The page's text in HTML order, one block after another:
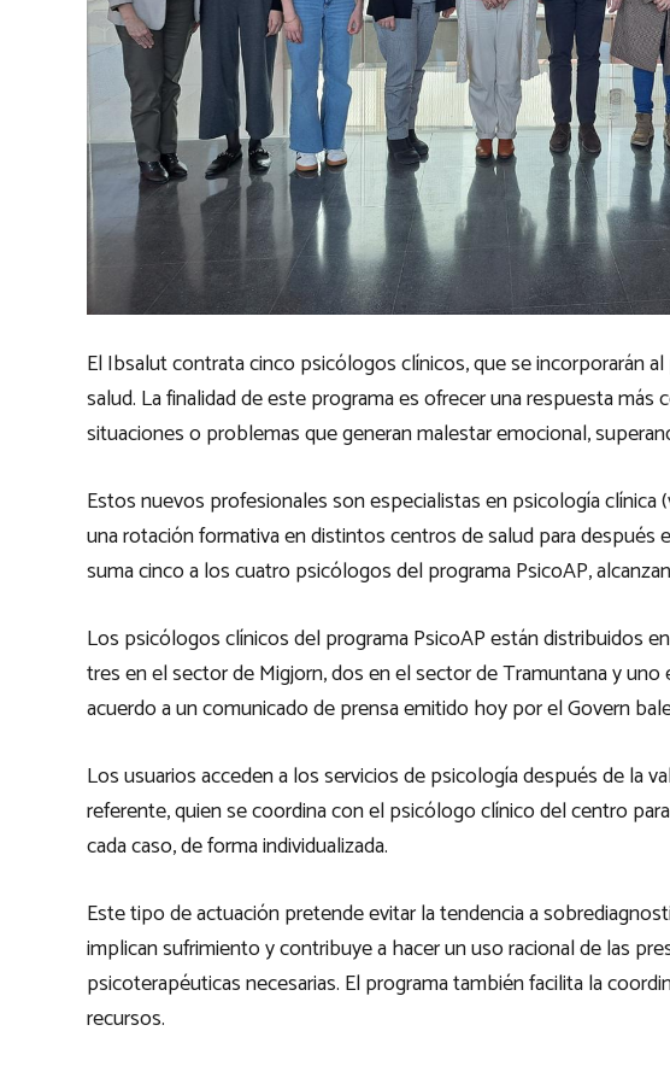
El Ibsalut contrata cinco psicólogos clínicos, que se incorporarán
salud. La finalidad de este programa es ofrecer una respuesta más
situaciones o problemas que generan malestar emocional,
Estos nuevos profesionales son especialistas en psicología clínica
una rotación formativa en distintos centros de salud para después
suma cinco a los cuatro psicólogos del programa PsicoAP,
Los psicólogos clínicos del programa PsicoAP están distribuidos
tres en el sector de Migjorn, dos en el sector de Tramuntana y
acuerdo a un comunicado de prensa emitido hoy por el Govern
Los usuarios acceden a los servicios de psicología después de la
referente, quien se coordina con el psicólogo clínico del centro
cada caso, de forma individualizada.
Este tipo de actuación pretende evitar la tendencia a
implican sufrimiento y contribuye a hacer un uso racional de las
psicoterapéuticas necesarias. El programa también facilita la
recursos.